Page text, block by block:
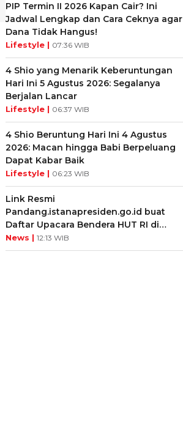
PIP Termin II 2026 Kapan Cair? Ini
Jadwal Lengkap dan Cara Ceknya agar
Dana Tidak Hangus!
Lifestyle | 07:36 WIB
4 Shio yang Menarik Keberuntungan
Hari Ini 5 Agustus 2026: Segalanya
Berjalan Lancar
Lifestyle | 06:37 WIB
4 Shio Beruntung Hari Ini 4 Agustus
2026: Macan hingga Babi Berpeluang
Dapat Kabar Baik
Lifestyle | 06:23 WIB
Link Resmi
Pandang.istanapresiden.go.id buat
Daftar Upacara Bendera HUT RI di
Istana Negara
News | 12:13 WIB